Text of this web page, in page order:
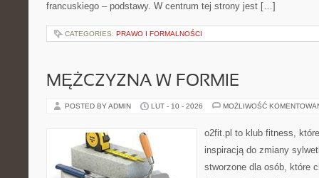
francuskiego – podstawy. W centrum tej strony jest […]
CATEGORIES: PRAWO I FORMALNOŚCI
MĘŻCZYZNA W FORMIE
POSTED BY ADMIN LUT - 10 - 2026 MOŻLIWOŚĆ
o2fit.pl to klub fitness,
inspiracją do zmiany
stworzone dla osób, które